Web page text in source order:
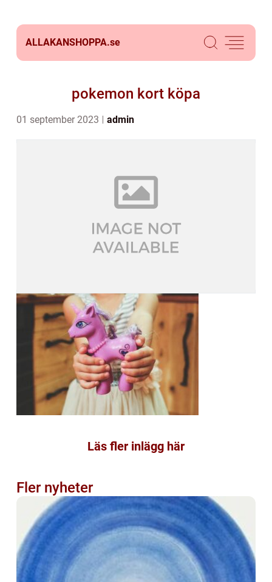
ALLAKANSHOPPA.se
pokemon kort köpa
01 september 2023 admin
Läs fler inlägg här
Fler nyheter